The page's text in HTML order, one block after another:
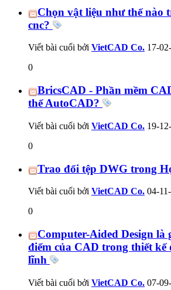
Chọn vật liệu như thế nào
cnc?
Viết bài cuối bởi VietCAD Co. 17-
0
BricsCAD - Phần mềm
thế AutoCAD?
Viết bài cuối bởi VietCAD Co. 19-
0
Trao đổi tệp DWG trong
Viết bài cuối bởi VietCAD Co. 04-
0
Computer-Aided Design là
điểm của CAD trong thiết kế
lĩnh
Viết bài cuối bởi VietCAD Co. 07-